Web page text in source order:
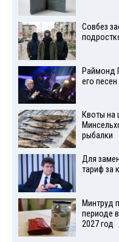
Совбез
Раймонд
его
Квоты на
рыбалки
Для
тариф за
Минтруд
периоде
2027 год